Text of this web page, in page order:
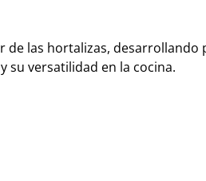
de las hortalizas, desarrollando
su versatilidad en la cocina.